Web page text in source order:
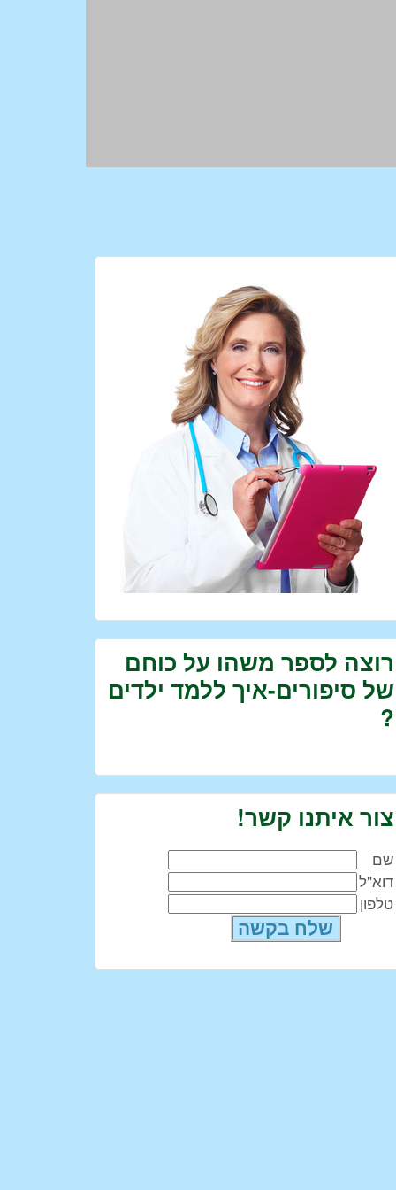
רוצה לספר משהו על כוחם
של סיפורים-איך ללמד ילדים
?
צור איתנו קשר!
שם
דוא"ל
טלפון